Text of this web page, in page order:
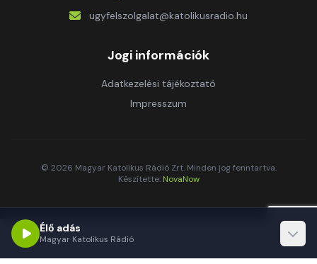
ugyfelszolgalat@katolikusradio.hu
Jogi információk
Adatkezelési tájékoztató
Impresszum
© 2026 Magyar Katolikus Rádió Zrt. Minden jog fenntartva.
Készítette: NovaNow
Élő adás
Magyar Katolikus Rádió